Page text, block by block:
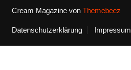
Cream Magazine von Themebeez
Datenschutzerklärung Impressum